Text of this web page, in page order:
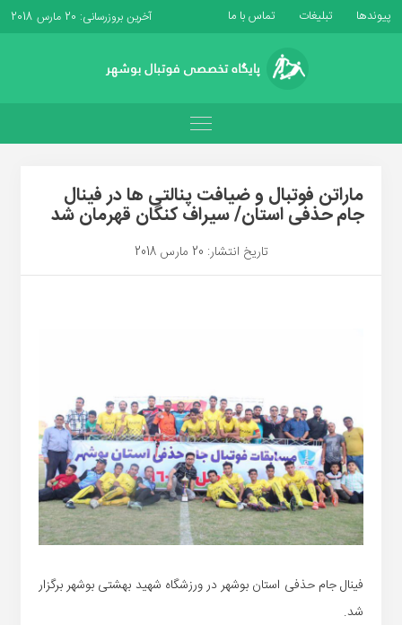
پیوندها تبلیغات تماس با ما آخرین بروزرسانی: 20 مارس 2018
ماراتن فوتبال و ضیافت پنالتی ها در فینال
جام حذفی استان/ سیراف کنگان قهرمان شد
تاریخ انتشار: 20 مارس 2018
فینال جام حذفی استان بوشهر در ورزشگاه شهید بهشتی بوشهر برگزار
شد.